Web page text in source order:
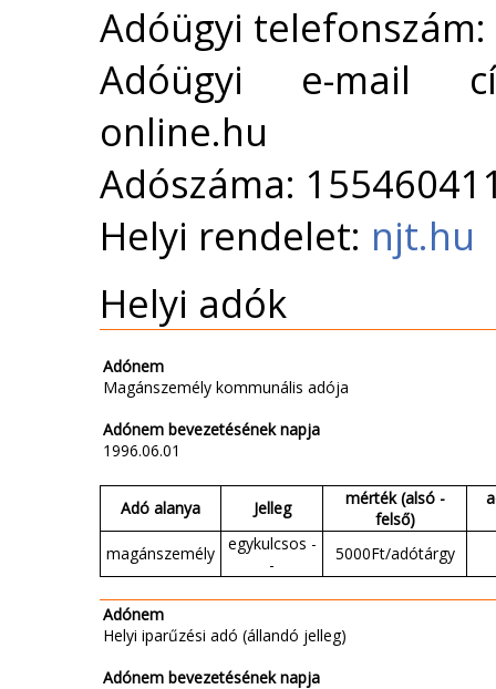
Adóügyi
Adóügyi e-mail
online.hu
Adószáma:
Helyi rendelet: njt.hu
Helyi adók
Adónem
Magánszemély kommunális adója
Adónem bevezetésének napja
1996.06.01
Adó alanya Jelleg
mérték (alsó -
felső)
magánszemély
egykulcsos -
-
5000Ft/adótárgy
Adónem
Helyi iparűzési adó (állandó jelleg)
Adónem bevezetésének napja